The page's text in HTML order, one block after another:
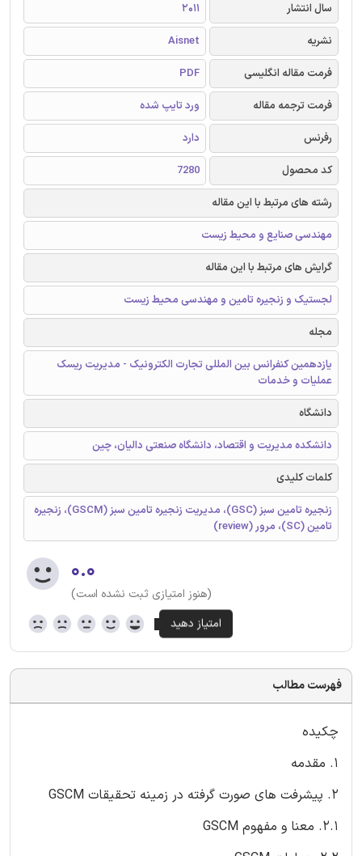
سال انتشار
2011
نشریه
Aisnet
فرمت مقاله انگلیسی
PDF
فرمت ترجمه مقاله
ورد تایپ شده
رفرنس
دارد
کد محصول
7280
رشته های مرتبط با این مقاله
مهندسی صنایع و محیط زیست
گرایش های مرتبط با این مقاله
لجستیک و زنجیره تامین و مهندسی محیط زیست
مجله
یازدهمین کنفرانس بین المللی تجارت الکترونیک - مدیریت ریسک
عملیات و خدمات
دانشگاه
دانشکده مدیریت و اقتصاد، دانشگاه صنعتی دالیان، چین
کلمات کلیدی
زنجیره تامین سبز (GSC)، مدیریت زنجیره تامین سبز (GSCM)، زنجیره
تامین (SC)، مرور (review)
۰.۰
(هنوز امتیازی ثبت نشده است)
فهرست مطالب
چکیده
1. مقدمه
2. پیشرفت های صورت گرفته در زمینه تحقیقات GSCM
2.1. معنا و مفهوم GSCM